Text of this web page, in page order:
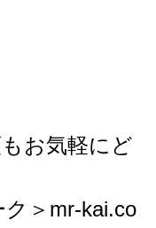
お気軽にど
＞mr-kai.co